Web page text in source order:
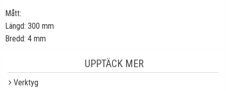
Mått:
Längd: 300 mm
Bredd: 4 mm
UPPTÄCK MER
Verktyg